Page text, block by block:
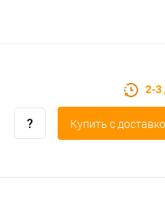
2-3
Купить c